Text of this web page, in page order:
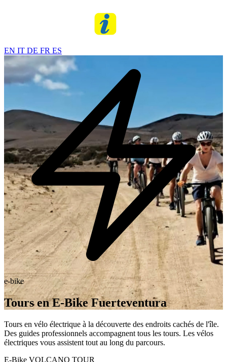
EN IT DE FR ES
e-bike
Tours en E-Bike Fuerteventura
Tours en vélo électrique à la découverte des endroits cachés de l'île.
Des guides professionnels accompagnent tous les tours. Les vélos
électriques vous assistent tout au long du parcours.
E-Bike VOLCANO TOUR